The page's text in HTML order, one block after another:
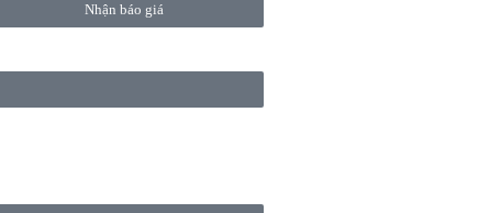
Nhận báo giá